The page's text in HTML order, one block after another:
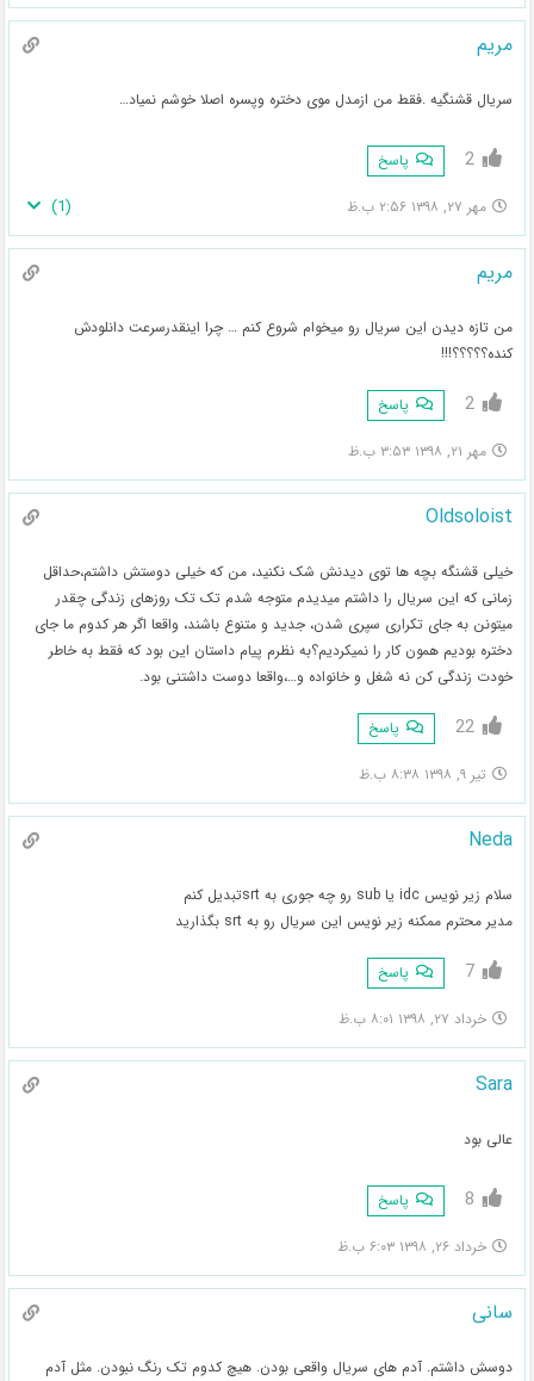
مریم
سریال قشنگیه .فقط من ازمدل موی دختره وپسره اصلا خوشم نمیاد…
2 پاسخ
مهر ۲۷, ۱۳۹۸ ۲:۵۶ ب.ظ (
1
)
مریم
من تازه دیدن این سریال رو میخوام شروع کنم … چرا اینقدرسرعت دانلودش
کنده؟؟؟؟؟!!!
2 پاسخ
مهر ۲۱, ۱۳۹۸ ۳:۵۳ ب.ظ
Oldsoloist
خیلی قشنگه بچه ها توی دیدنش شک نکنید، من که خیلی دوستش داشتم،حداقل
زمانی که این سریال را داشتم میدیدم متوجه شدم تک تک روزهای زندگی چقدر
میتونن به جای تکراری سپری شدن، جدید و متنوع باشند، واقعا اگر هر کدوم ما جای
دختره بودیم همون کار را نمیکردیم؟به نظرم پیام داستان این بود که فقط به خاطر
خودت زندگی کن نه شغل و خانواده و…،واقعا دوست داشتنی بود.
22 پاسخ
تیر ۹, ۱۳۹۸ ۸:۳۸ ب.ظ
Neda
سلام زیر نویس idc یا sub رو چه جوری به srtتبدیل کنم
مدیر محترم ممکنه زیر نویس این سریال رو به srt بگذارید
7 پاسخ
خرداد ۲۷, ۱۳۹۸ ۸:۰۱ ب.ظ
Sara
عالی بود
8 پاسخ
خرداد ۲۶, ۱۳۹۸ ۶:۰۳ ب.ظ
سانی
دوسش داشتم. آدم های سریال واقعی بودن. هیچ کدوم تک رنگ نبودن. مثل آدم